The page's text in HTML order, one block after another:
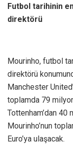
Futbol tarihinin
direktörü
Mourinho, futbol
direktörü
Manchester
toplamda 79
Tottenham’dan 40
Mourinho’nun
Euro’ya ulaşacak.